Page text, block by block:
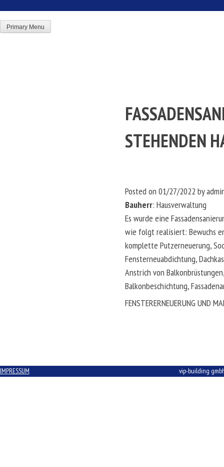
to
content
Primary Menu
STEHENDEN
Posted on 01/27/2022 by
Bauherr: Hausverwaltung
Es wurde eine
wie folgt realisiert: Bewuchs
komplette Putzerneuerung,
Fensterneuabdichtung,
Anstrich von Balkonbrüstungen,
Balkonbeschichtung,
Beitrags-
FENSTERERNEUERUNG UND
IMPRESSUM vip-building